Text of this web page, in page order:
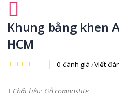
Khung bằng khen
HCM
0 đánh giá / Viết
+ Chất liệu: Gỗ compostite